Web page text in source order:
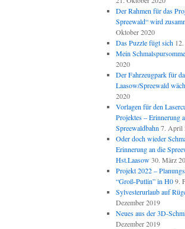
Der Rahmen für das
Spreewald“ wird
Oktober 2020
Das Puzzle fügt sich
Mein
2020
Der Fahrzeugpark für
Laasow/Spreewald
2020
Vorlagen für den
Projektes – Erinnerung
Spreewaldbahn 7. April
Oder doch wieder
Erinnerung an die
Hst.Laasow 30. März
Projekt 2022 –
“Groß-Putlin” in H0 9.
Sylvesterurlaub auf
Dezember 2019
Neues aus der 3D-
Dezember 2019